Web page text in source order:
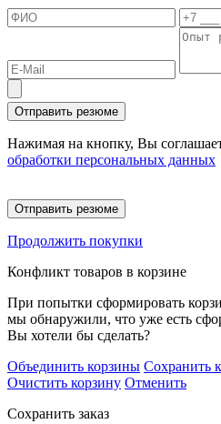
Отправить резюме
Нажимая на кнопку, Вы
обработки персональных данных
Отправить резюме
Продолжить покупки
Конфликт товаров в корзине
При попытки сформировать
мы обнаружили, что уже есть
Вы хотели бы сделать?
Объединить корзины Сохранить
Очистить корзину Отменить
Сохранить заказ